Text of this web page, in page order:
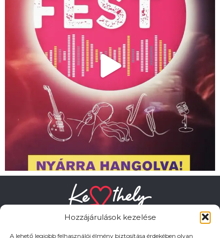
Hozzájárulások kezelése
A lehető legjobb felhasználói élmény biztosítása érdekében olyan